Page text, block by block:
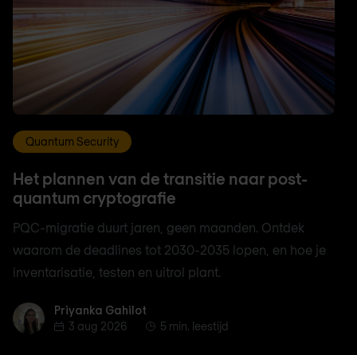
Quantum Security
Het plannen van de transitie naar post-
quantum cryptografie
PQC-migratie duurt jaren, geen maanden. Ontdek
waarom de deadlines tot 2030-2035 lopen, en hoe je
inventarisatie, testen en uitrol plant.
Priyanka Gahilot
Priyanka Gahilot
3 aug 2026
5 min. leestijd